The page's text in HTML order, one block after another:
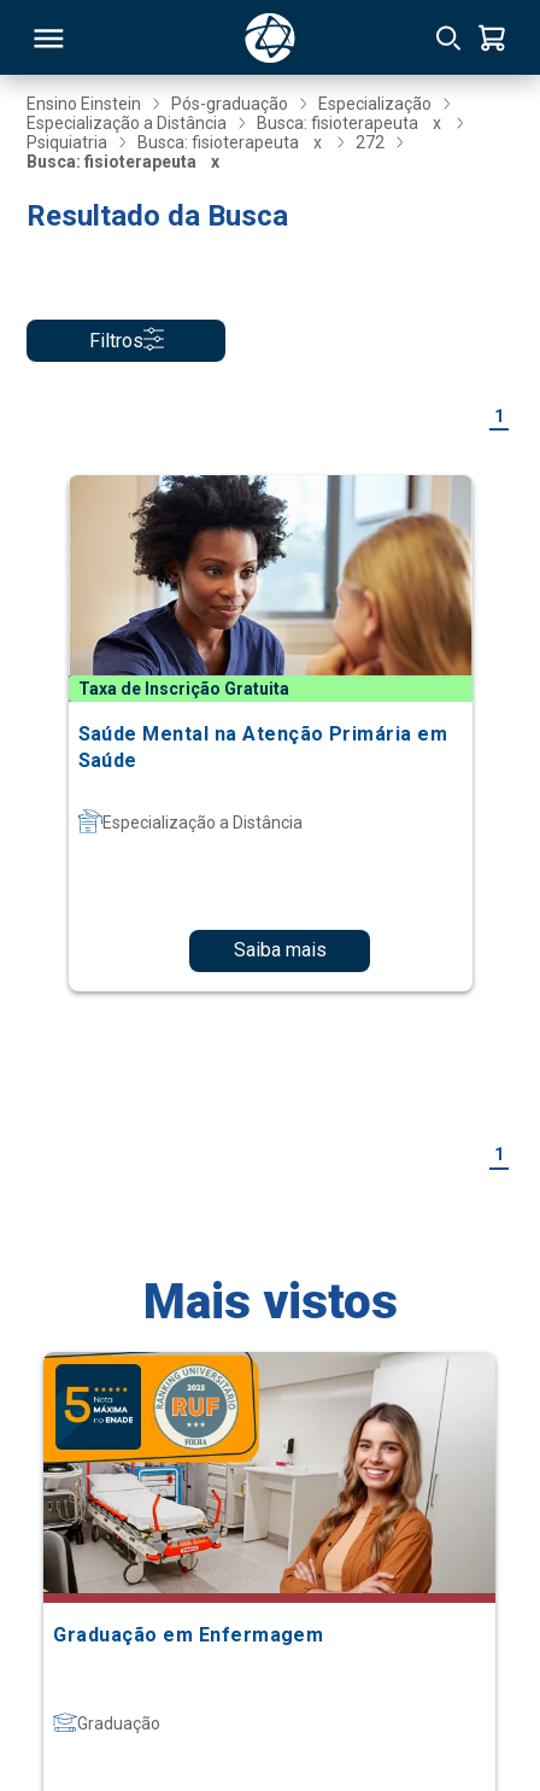
Ensino Einstein Pós-graduação
Especialização
Especialização a Distância
Busca: fisioterapeuta
x
Psiquiatria
Busca: fisioterapeuta x
272
Busca: fisioterapeuta
x
Resultado da Busca
Filtros
1
Taxa de Inscrição Gratuita
Saúde Mental na Atenção Primária em
Saúde
Especialização a Distância
Saiba mais
1
Mais vistos
Graduação em Enfermagem
Graduação